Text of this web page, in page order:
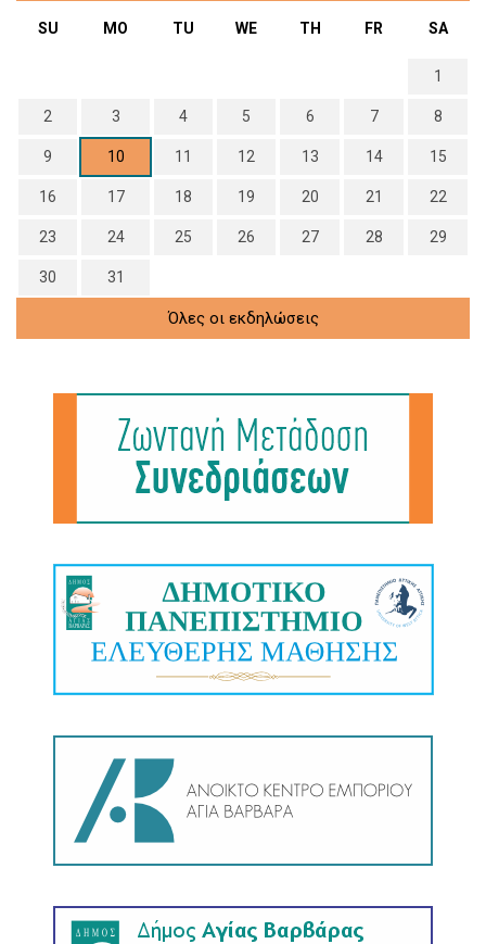
SU MO TU WE TH FR SA
1
2 3 4 5 6 7 8
9 10 11 12 13 14 15
16 17 18 19 20 21 22
23 24 25 26 27 28 29
30 31
Όλες οι εκδηλώσεις